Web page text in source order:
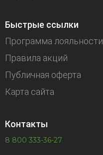
Быстрые ссылки
Программа лояльности
Правила акций
Публичная оферта
Карта сайта
Контакты
8 800 333-36-27